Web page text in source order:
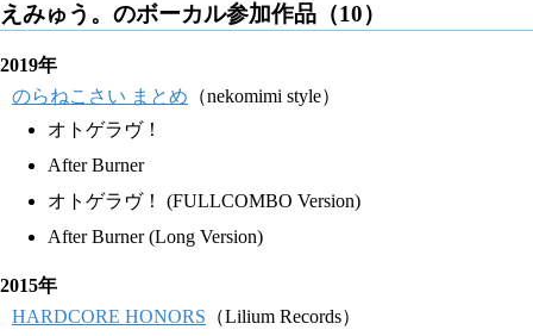
えみゅう。のボーカル参加作品（10）
2019年
のらねこさい まとめ （nekomimi style）
オトゲラヴ！
After Burner
オトゲラヴ！ (FULLCOMBO Version)
After Burner (Long Version)
2015年
HARDCORE HONORS （Lilium Records）